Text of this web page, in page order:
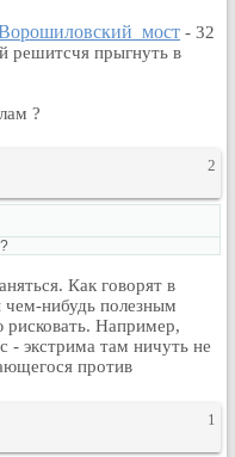
- 32
решитсчя прыгнуть в
?
2
Как говорят в
нибудь полезным
рисковать. Например,
- экстрима там ничуть не
против
1